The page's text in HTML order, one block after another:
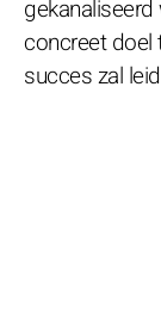
concreet doel
succes zal